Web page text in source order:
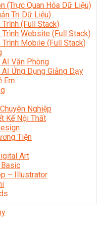
(Trực Quan Hóa Dữ Liệu)
Trị Dữ Liệu)
Trình (Full Stack)
Trình Website (Full Stack)
Trình Mobile (Full Stack)
AI Văn Phòng
AI Ứng Dụng Giảng Dạy
Em
Nghiệp
Kế Nội Thất
Tiện
Art
Basic
– Illustrator